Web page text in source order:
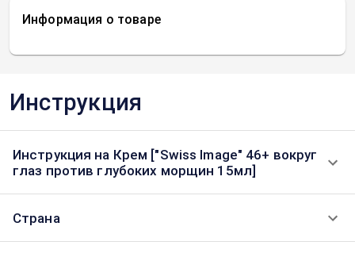
Информация о товаре
Инструкция
Инструкция на Крем ["Swiss Image" 46+ вокруг
глаз против глубоких морщин 15мл]
Страна